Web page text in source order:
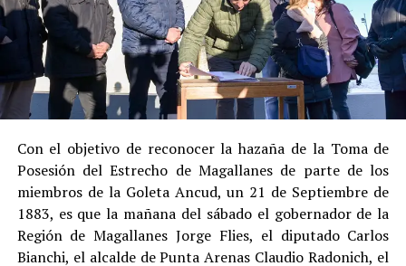
al admitir los hechos.
Suconducta anterior irreprochable , al no
registrar antecedentes penales previos.
Estas circunstancias jurídicas, sumadas al
procedimiento abreviado, redujeron la posibilidad de un
cumplimiento efectivo en recinto penitenciario.
Indemnización a la víctima y nueva investigación
por ocultamiento de bienes
En el ámbito civil, elJuzgado de Letras de Castrodictó
Con el objetivo de reconocer la hazaña de la Toma de
Posesión del Estrecho de Magallanes de parte de los
miembros de la Goleta Ancud, un 21 de Septiembre de
1883, es que la mañana del sábado el gobernador de la
Región de Magallanes Jorge Flies, el diputado Carlos
Bianchi, el alcalde de Punta Arenas Claudio Radonich, el